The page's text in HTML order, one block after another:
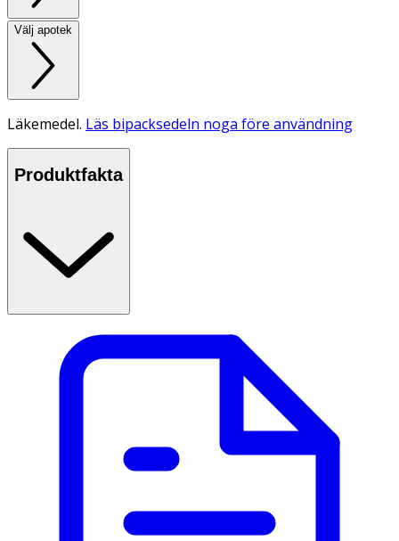
Välj apotek
Läkemedel. Läs bipacksedeln noga före användning
Produktfakta